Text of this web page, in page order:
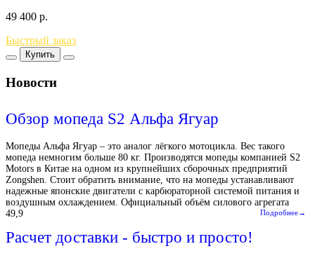
49 400 р.
Быстрый заказ
Купить
Новости
Обзор мопеда S2 Альфа Ягуар
Мопеды Альфа Ягуар – это аналог лёгкого мотоцикла. Вес такого
мопеда немногим больше 80 кг. Производятся мопеды компанией S2
Motors в Китае на одном из крупнейших сборочных предприятий
Zongshen. Стоит обратить внимание, что на мопеды устанавливают
надежные японские двигатели с карбюраторной системой питания и
воздушным охлаждением. Официальный объём силового агрегата
49,9
Подробнее→
Расчет доставки - быстро и просто!